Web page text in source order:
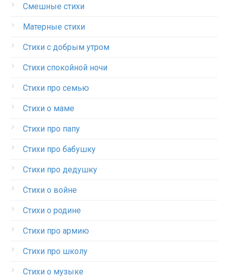
Смешные стихи
Матерные стихи
Стихи с добрым утром
Стихи спокойной ночи
Стихи про семью
Стихи о маме
Стихи про папу
Стихи про бабушку
Стихи про дедушку
Стихи о войне
Стихи о родине
Стихи про армию
Стихи про школу
Стихи о музыке